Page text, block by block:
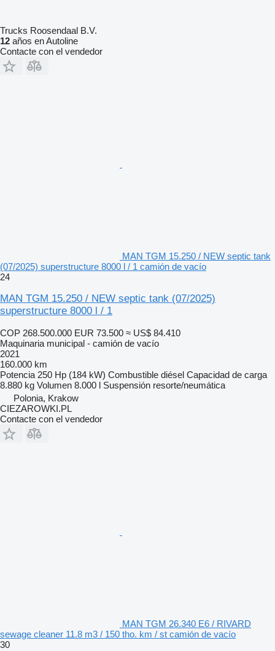
Trucks Roosendaal B.V.
12 años en Autoline
Contacte con el vendedor
MAN TGM 15.250 / NEW septic tank
(07/2025) superstructure 8000 l / 1 camión de vacío
24
MAN TGM 15.250 / NEW septic tank (07/2025)
superstructure 8000 l / 1
COP 268.500.000 EUR 73.500 ≈ US$ 84.410
Maquinaria municipal - camión de vacío
2021
160.000 km
Potencia 250 Hp (184 kW) Combustible diésel Capacidad de carga
8.880 kg Volumen 8.000 l Suspensión resorte/neumática
Polonia, Krakow
CIEZAROWKI.PL
Contacte con el vendedor
MAN TGM 26.340 E6 / RIVARD
sewage cleaner 11.8 m3 / 150 tho. km / st camión de vacío
30